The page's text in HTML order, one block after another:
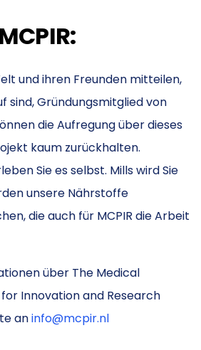
und ihren Freunden mitteilen,
sind, Gründungsmitglied von
die Aufregung über dieses
kaum zurückhalten.
Sie es selbst. Mills wird Sie
unsere Nährstoffe
die auch für MCPIR die Arbeit
über The Medical
Innovation and Research
aninfo@mcpir.nl